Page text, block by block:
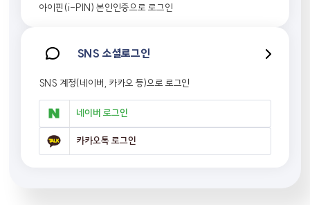
아이핀(i-PIN) 본인인증으로 로그인
SNS 소셜로그인
SNS 계정(네이버, 카카오 등)으로 로그인
네이버 로그인
카카오톡 로그인